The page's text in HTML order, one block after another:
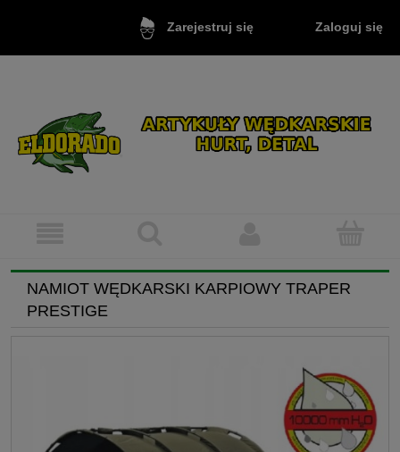
Zarejestruj się Zaloguj się
NAMIOT WĘDKARSKI KARPIOWY TRAPER
PRESTIGE